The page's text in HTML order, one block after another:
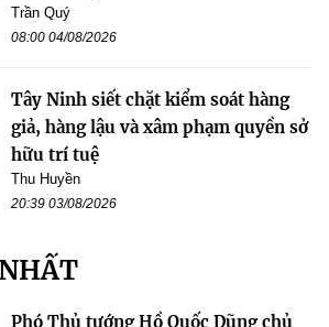
Trần Quý
08:00 04/08/2026
Tây Ninh siết chặt kiểm soát hàng
giả, hàng lậu và xâm phạm quyền sở
hữu trí tuệ
Thu Huyền
20:39 03/08/2026
Phó Thủ tướng Hồ Quốc Dũng chủ